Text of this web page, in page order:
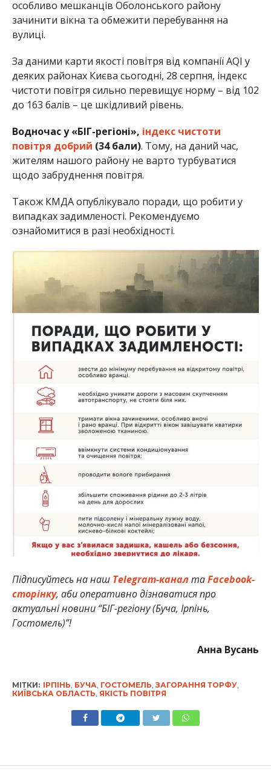
особливо мешканців Оболонського району
зачинити вікна та обмежити перебування на
вулиці.
За даними карти якості повітря від компанії AQI у
деяких районах Києва сьогодні, 28 серпня, індекс
чистоти повітря сильно перевищує норму – від 102
до 163 балів – це шкідливий рівень.
Водночас у «БІГ-регіоні», індекс чистоти
повітря добрий (34 бали). Тому, на даний час,
жителям нашого району не варто турбуватися
щодо забруднення повітря.
Також КМДА опублікувало поради, що робити у
випадках задимленості. Рекомендуємо
ознайомитися в разі необхідності.
Підписуйтесь на наш Telegram-канал таFacebook-
сторінку, аби оперативно дізнаватися про
актуальні новини “БІГ-регіону (Буча, Ірпінь,
Гостомель)”!
Анна Вусань
МІТКИ: ІРПІНЬ БУЧА ГОСТОМЕЛЬ ЗАГОРАННЯ ТОРФУ,
КИЇВСЬКА ОБЛАСТЬ ЯКІСТЬ ПОВІТРЯ